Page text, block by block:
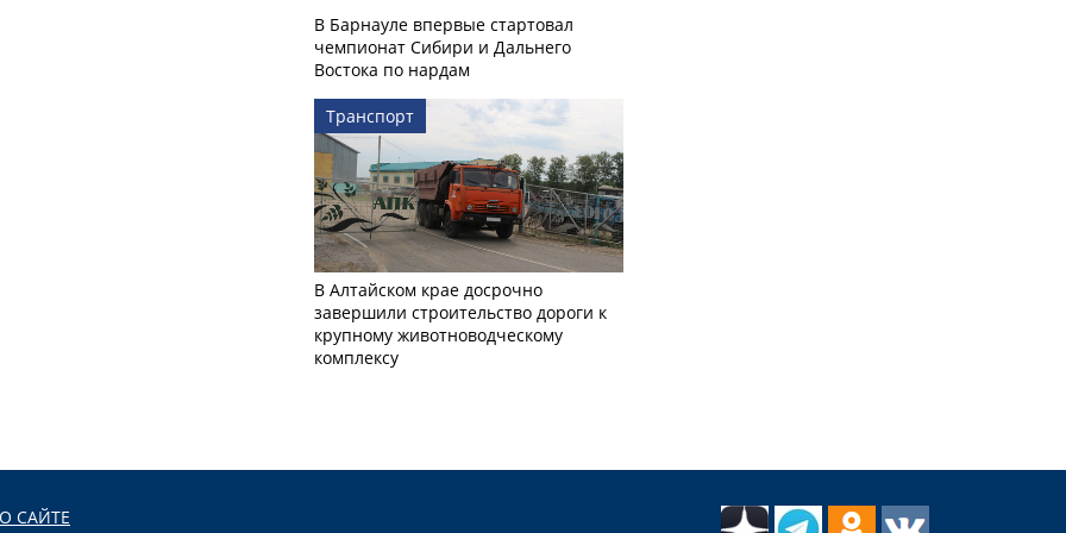
В Барнауле впервые стартовал
чемпионат Сибири и Дальнего
Востока по нардам
Транспорт
В Алтайском крае досрочно
завершили строительство дороги к
крупному животноводческому
комплексу
О САЙТЕ